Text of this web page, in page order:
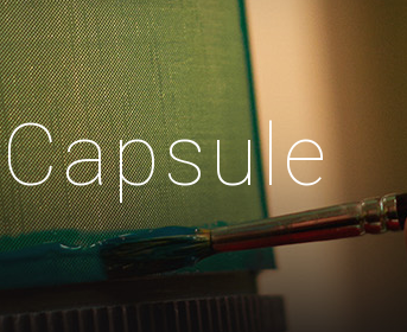
Capsule